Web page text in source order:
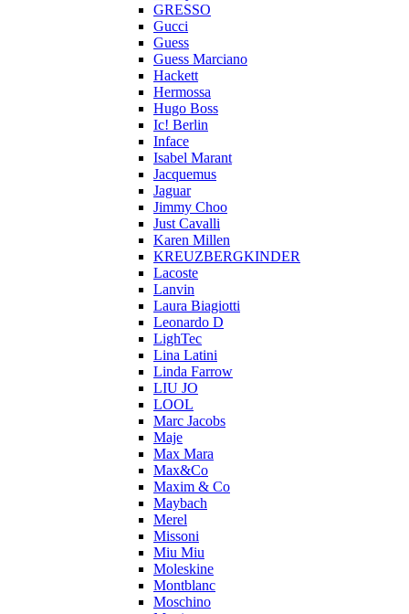
GRESSO
Gucci
Guess
Guess Marciano
Hackett
Hermossa
Hugo Boss
Ic! Berlin
Inface
Isabel Marant
Jacquemus
Jaguar
Jimmy Choo
Just Cavalli
Karen Millen
KREUZBERGKINDER
Lacoste
Lanvin
Laura Biagiotti
Leonardo D
LighTec
Lina Latini
Linda Farrow
LIU JO
LOOL
Marc Jacobs
Maje
Max Mara
Max&Co
Maxim & Co
Maybach
Merel
Missoni
Miu Miu
Moleskine
Montblanc
Moschino